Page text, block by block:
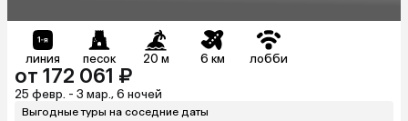
линия песок 20 м 6 км лобби
от 172 061 ₽
25 февр. - 3 мар., 6 ночей
Выгодные туры на соседние даты